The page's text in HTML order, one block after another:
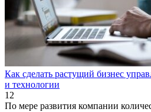
Как сделать растущий бизнес
и технологии
12
По мере развития компании